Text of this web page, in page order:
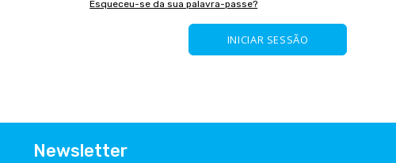
Esqueceu-se da sua palavra-passe?
INICIAR SESSÃO
Newsletter